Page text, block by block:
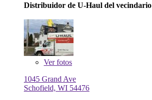
Distribuidor de U-Haul del vecindario
Verfotos
1045 Grand Ave
Schofield, WI 54476